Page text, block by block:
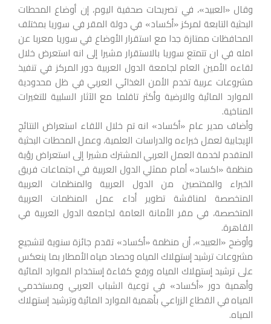
وقال «العبيد»، في تصريحات صحفية اليوم، إن أوضاع المحطات
البحثية التابعة لمركز «أكساد» في دولة المقر في سوريا بمختلف
المحافظات ممتازة جدا مع استقرار الأوضاع في سوريا معربا عن
امله في ان تتمتع سوريا بالاستقرار مشيرا إلى انه استعرض خلال
لقاءه الأمين العام لجامعة الدول العربية دور المركز في تنفيذ
مشروعات عربية تخدم الأمن الغذائي العربي في ظل محدودية
الموارد المائية والارضية وأكثر تاقلما مع الآثار السلبية للتغيرات
المناخية.
وأضاف مدير عام «أكساد» انه تم خلال اللقاء استعراض النتائج
الإيجابية لعمل خبراءه والدراسات العلمية، وعمل المحطات البحثية
المتقدم لخدمة العمل العربي المشترك مشيرا إلى استعراض رؤية
منظمة «اكساد» أمام ممثلي الدول العربية في اجتماعات فريق
الخبراء والمختصين من الدول العربية والمنظمات العربية
المتخصصة لمناقشة تطوير أداء عمل المنظمات العربية
المتخصصة، في مقر الأمانة العامة لجامعة الدول العربية في
القاهرة.
وأوضح «العبيد»، أن منظمة «أكساد» تقدم جائزة سنوية لتشجيع
مشروعات ترشيد إستهلاك المياه وحصاد مياه الأمطار بما ينعكس
على ترشيد إستهلاك المياه ورفع كفاءة إستخدام الموارد المائية
وأهمية دور «أكساد» في توعية الشباب العربي ومستخدمي
المياه في القطاع الزراعي بأهمية الموارد المائية وترشيد إستهلاك
المياه.